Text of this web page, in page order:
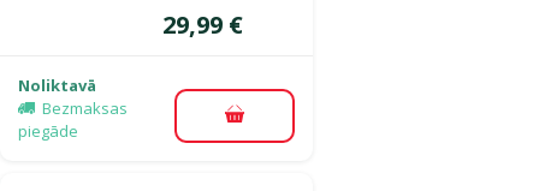
Cena
29,99 €
Noliktavā
Bezmaksas
piegāde
Pievienot grozam